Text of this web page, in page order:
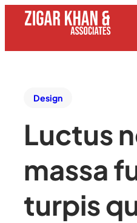
Design
Luctus
massa
turpis